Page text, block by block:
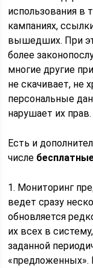
использования в
кампаниях,
вышедших. При
более
многие другие
не скачивает, не
персональные
нарушает их прав.
Есть и
числе
1. Мониторинг
ведет сразу
обновляется
их всех в
заданной
«предложенных».